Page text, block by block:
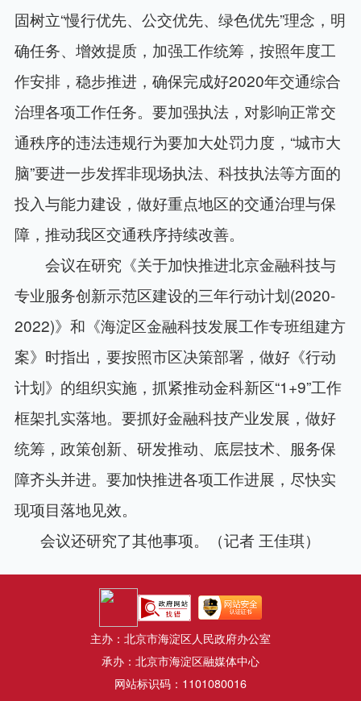
固树立“慢行优先、公交优先、绿色优先”理念，明
确任务、增效提质，加强工作统筹，按照年度工
作安排，稳步推进，确保完成好2020年交通综合
治理各项工作任务。要加强执法，对影响正常交
通秩序的违法违规行为要加大处罚力度，“城市大
脑”要进一步发挥非现场执法、科技执法等方面的
投入与能力建设，做好重点地区的交通治理与保
障，推动我区交通秩序持续改善。
会议在研究《关于加快推进北京金融科技与
专业服务创新示范区建设的三年行动计划(2020-
2022)》和《海淀区金融科技发展工作专班组建方
案》时指出，要按照市区决策部署，做好《行动
计划》的组织实施，抓紧推动金科新区“1+9”工作
框架扎实落地。要抓好金融科技产业发展，做好
统筹，政策创新、研发推动、底层技术、服务保
障齐头并进。要加快推进各项工作进展，尽快实
现项目落地见效。
会议还研究了其他事项。（记者 王佳琪）
主办：北京市海淀区人民政府办公室
承办：北京市海淀区融媒体中心
网站标识码：1101080016